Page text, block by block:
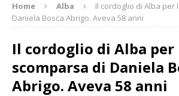
Home Alba
Il cordoglio di Alba per
Daniela Bosca Abrigo. Aveva 58 anni
Il cordoglio di Alba per
scomparsa di Daniela
Abrigo. Aveva 58 anni